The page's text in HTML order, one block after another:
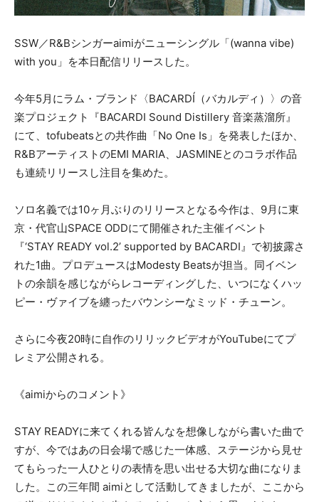
SSW／R&Bシンガーaimiがニューシングル「(wanna vibe)
with you」を本日配信リリースした。
今年5月にラム・ブランド〈BACARDÍ（バカルディ）〉の音
楽プロジェクト『BACARDI Sound Distillery 音楽蒸溜所』
にて、tofubeatsとの共作曲「No One Is」を発表したほか、
R&BアーティストのEMI MARIA、JASMINEとのコラボ作品
も連続リリースし注目を集めた。
ソロ名義では10ヶ月ぶりのリリースとなる今作は、9月に東
京・代官山SPACE ODDにて開催された主催イベント
『‘STAY READY vol.2’ supported by BACARDI』で初披露さ
れた1曲。プロデュースはModesty Beatsが担当。同イベン
トの余韻を感じながらレコーディングした、いつになくハッ
ピー・ヴァイブを纏ったバウンシーなミッド・チューン。
さらに今夜20時に自作のリリックビデオがYouTubeにてプ
レミア公開される。
《aimiからのコメント》
STAY READYに来てくれる皆んなを想像しながら書いた曲で
すが、今ではあの日会場で感じた一体感、ステージから見せ
てもらった一人ひとりの表情を思い出せる大切な曲になりま
した。この三年間 aimiとして活動してきましたが、ここから